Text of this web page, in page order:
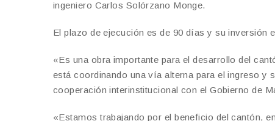
ingeniero Carlos Solórzano Monge.
El plazo de ejecución es de 90 días y su inversión
«Es una obra importante para el desarrollo del
está coordinando una vía alterna para el ingreso y
cooperación interinstitucional con el Gobierno de
«Estamos trabajando por el beneficio del cantón,